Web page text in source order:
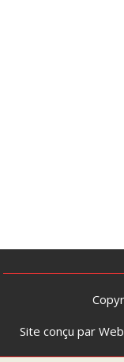
Site conçu par